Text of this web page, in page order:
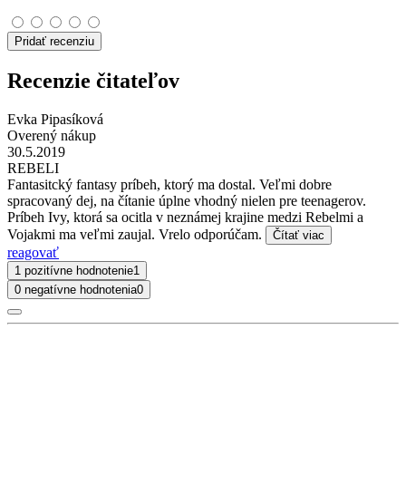
Pridať recenziu
Recenzie čitateľov
Evka Pipasíková
Overený nákup
30.5.2019
REBELI
Fantasitcký fantasy príbeh, ktorý ma dostal. Veľmi dobre
spracovaný dej, na čítanie úplne vhodný nielen pre teenagerov.
Príbeh Ivy, ktorá sa ocitla v neznámej krajine medzi Rebelmi a
Vojakmi ma veľmi zaujal. Vrelo odporúčam.
Čítať viac
reagovať
1 pozitívne hodnotenie1
0 negatívne hodnotenia0